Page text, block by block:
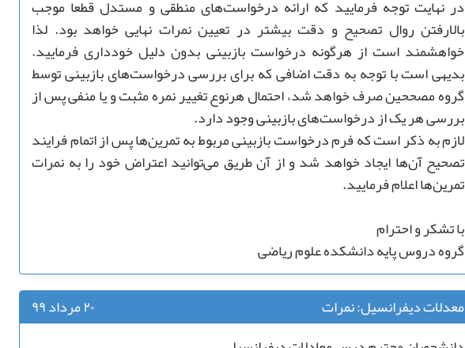
در نهایت توجه فرمایید که ارائه درخواست‌های منطقی و مستدل قطعا موجب
بالارفتن روال تصحیح و دقت بیشتر در تعیین نمرات نهایی خواهد بود. لذا
خواهشمند است از هرگونه درخواست بازبینی بدون دلیل خودداری فرمایید.
بدیهی است با توجه به دقت اضافی که برای بررسی درخواست‌های بازبینی توسط
گروه مصححین صرف خواهد شد، احتمال هرنوع تغییر نمره مثبت و یا منفی پس از
بررسی هر یک از درخواست‌های بازبینی وجود دارد.
لازم به ذکر است که فرم درخواست بازبینی مربوط به تمرین‌ها پس از اتمام فرایند
تصحیح آن‌ها ایجاد خواهد شد و از آن طریق می‌توانید اعتراض خود را به نمرات
تمرین‌ها اعلام فرمایید.
با تشکر و احترام
گروه دروس پایه دانشکده علوم ریاضی
معدلات دیفرانسیل: نمرات
۲۰ مرداد ۹۹